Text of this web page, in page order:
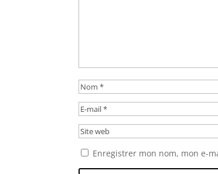
Enregistrer mon nom, mon e-